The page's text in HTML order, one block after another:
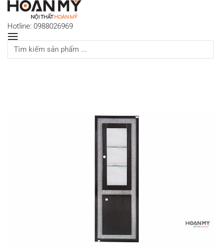
Hotline: 0988026969